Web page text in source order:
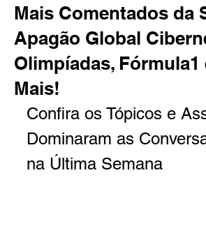
Mais Comentados da
Apagão Global
Olimpíadas, Fórmula1
Mais!
Confira os Tópicos e
Dominaram as
na Última Semana